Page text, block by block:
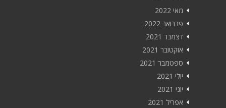
מאי 2022
פברואר 2022
דצמבר 2021
אוקטובר 2021
ספטמבר 2021
יולי 2021
יוני 2021
אפריל 2021